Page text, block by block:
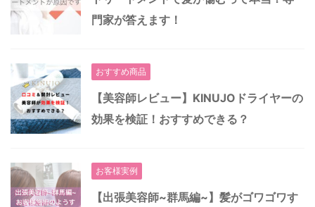
門家が答えます！
おすすめ商品
【美容師レビュー】KINUJOドライヤーの
効果を検証！おすすめできる？
お客様実例
【出張美容師~群馬編~】髪がゴワゴワす